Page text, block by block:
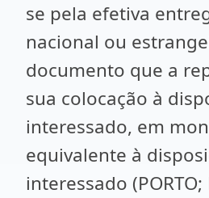
se pela efetiva
nacional ou
documento que a
sua colocação à
interessado, em
equivalente à
interessado (PORTO;